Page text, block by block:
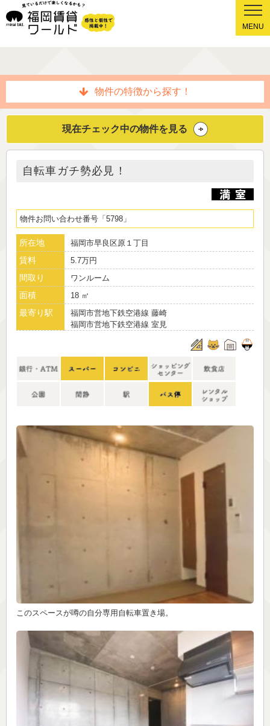
MENU
物件の特徴から探す！
現在チェック中の物件を見る
自転車ガチ勢必見！
物件お問い合わせ番号 5798
所在地 福岡市早良区原１丁目
賃料 5.7万円
間取り ワンルーム
面積 18 ㎡
最寄り駅
福岡市営地下鉄空港線 藤崎
福岡市営地下鉄空港線 室見
このスペースが噂の自分専用自転車置き場。